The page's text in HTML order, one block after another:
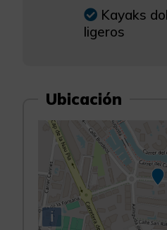
Kayaks
ligeros
Ubicación
i